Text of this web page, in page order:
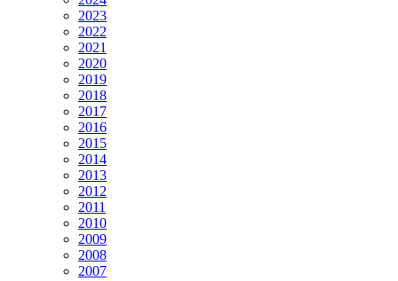
2023
2022
2021
2020
2019
2018
2017
2016
2015
2014
2013
2012
2011
2010
2009
2008
2007